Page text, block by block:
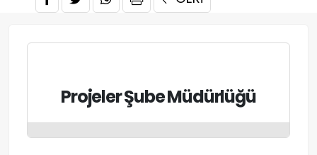
Projeler Şube Müdürlüğü